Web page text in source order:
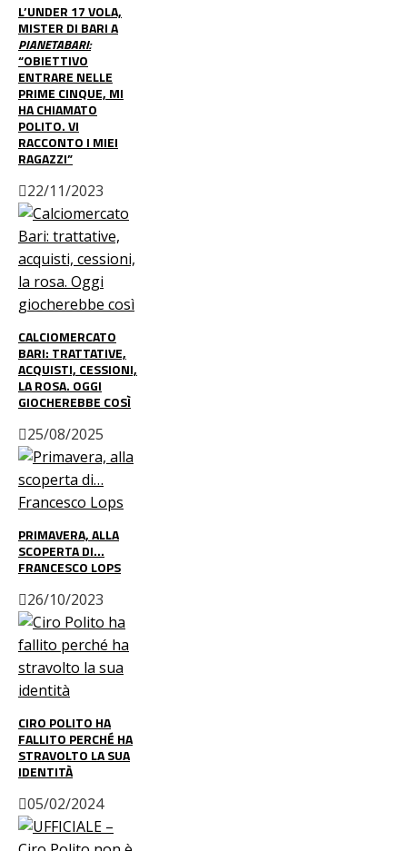
L’UNDER 17 VOLA,
MISTER DI BARI A
PIANETABARI:
“OBIETTIVO
ENTRARE NELLE
PRIME CINQUE, MI
HA CHIAMATO
POLITO. VI
RACCONTO I MIEI
RAGAZZI”
22/11/2023
CALCIOMERCATO
BARI: TRATTATIVE,
ACQUISTI, CESSIONI,
LA ROSA. OGGI
GIOCHEREBBE COSÌ
25/08/2025
PRIMAVERA, ALLA
SCOPERTA DI…
FRANCESCO LOPS
26/10/2023
CIRO POLITO HA
FALLITO PERCHÉ HA
STRAVOLTO LA SUA
IDENTITÀ
05/02/2024